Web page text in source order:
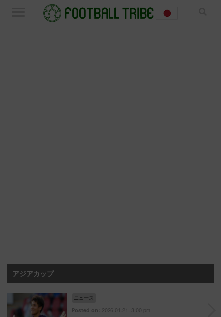
アジアカップ
ニュース
Posted on: 2026.01.21. 3:00 pm